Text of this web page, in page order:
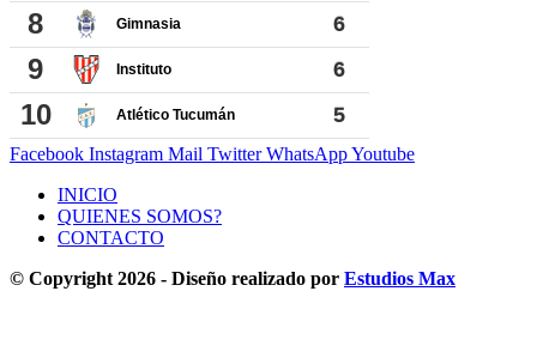
Facebook Instagram Mail Twitter WhatsAppYoutube
INICIO
QUIENES SOMOS?
CONTACTO
© Copyright 2026 - Diseño realizado por Estudios Max